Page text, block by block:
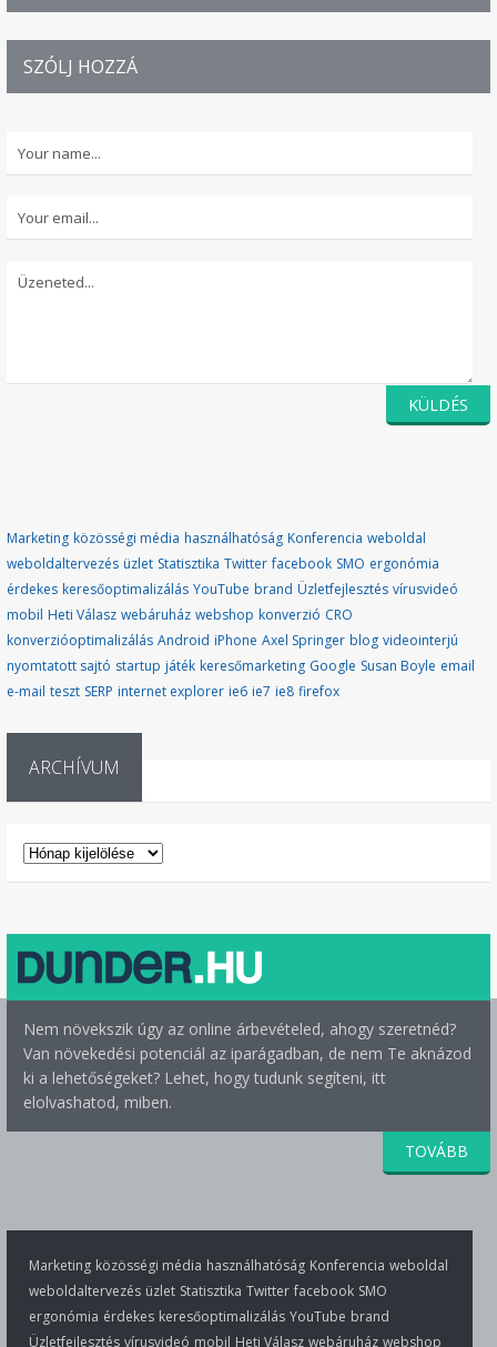
SZÓLJ HOZZÁ
Marketing közösségi média használhatóság Konferencia weboldal
weboldaltervezés üzlet Statisztika Twitter facebook SMO ergonómia
érdekes keresőoptimalizálás YouTube brand Üzletfejlesztés vírusvideó
mobil Heti Válasz webáruház webshop konverzió CRO
konverzióoptimalizálás Android iPhone Axel Springer blog videointerjú
nyomtatott sajtó startup játék keresőmarketing Google Susan Boyle email
e-mail teszt SERP internet explorer ie6 ie7 ie8 firefox
ARCHÍVUM
ARCHÍVUM
Nem növekszik úgy az online árbevételed, ahogy szeretnéd?
Van növekedési potenciál az iparágadban, de nem Te aknázod
ki a lehetőségeket? Lehet, hogy tudunk segíteni, itt
elolvashatod, miben.
TOVÁBB
Marketing közösségi média használhatóság Konferencia weboldal
weboldaltervezés üzlet Statisztika Twitter facebook SMO
ergonómia érdekes keresőoptimalizálás YouTube brand
Üzletfejlesztés vírusvideó mobil Heti Válasz webáruház webshop